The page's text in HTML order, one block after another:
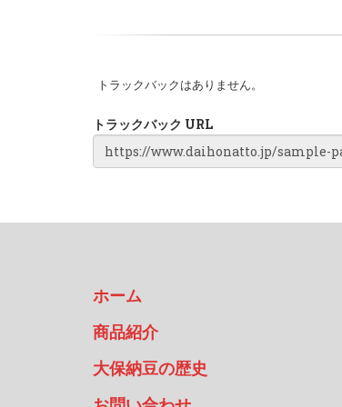
トラックバックはありません。
トラックバック URL
ホーム
商品紹介
大保納豆の歴史